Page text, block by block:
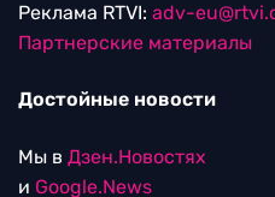
Реклама RTVI: adv-
Партнерские материалы
Достойные новости
Мы в Дзен.Новостях
и Google.News